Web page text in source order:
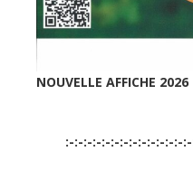
NOUVELLE AFFICHE 2026
:-:-:-:-:-:-:-:-:-:-:-:-:-